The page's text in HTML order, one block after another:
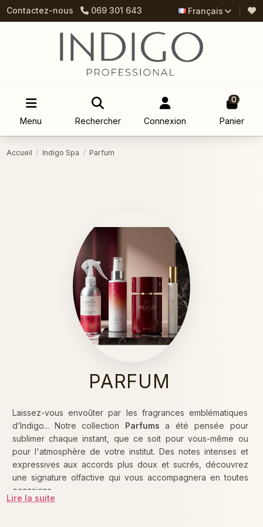
Contactez-nous 069 301 643 Français
Menu Rechercher Connexion
0
Panier
Accueil Indigo Spa Parfum
PARFUM
Laissez-vous envoûter par les fragrances emblématiques
d’Indigo... Notre collection Parfums a été pensée pour
sublimer chaque instant, que ce soit pour vous-même ou
pour l'atmosphère de votre institut. Des notes intenses et
expressives aux accords plus doux et sucrés, découvrez
une signature olfactive qui vous accompagnera en toutes
occasions.
Lire la suite